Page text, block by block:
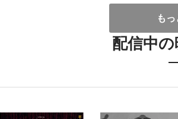
も
配信中